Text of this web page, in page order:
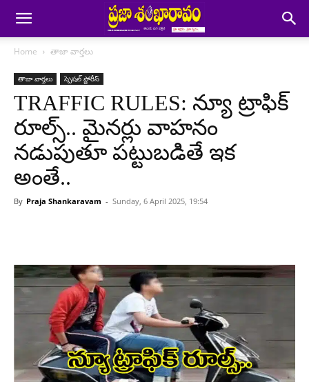
Home తాజా వార్తలు
తాజా వార్తలు స్పెషల్ స్టోరీస్
TRAFFIC RULES: న్యూ ట్రాఫిక్
రూల్స్.. మైనర్లు వాహనం
నడుపుతూ పట్టుబడితే ఇక
అంతే..
By Praja Shankaravam - Sunday, 6 April 2025, 19:54